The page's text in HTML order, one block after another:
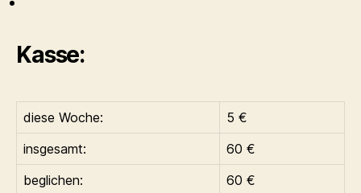
Kasse:
diese Woche:
5 €
insgesamt:
60 €
beglichen:
60 €